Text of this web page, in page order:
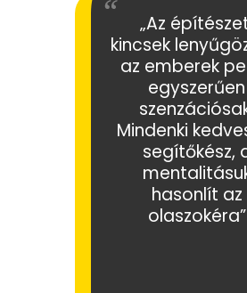
„Az
kincsek
az emberek
egyszerűen
Mindenki
segítőkész,
hasonlít az
olaszokéra”